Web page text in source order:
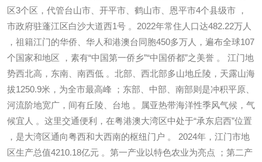
区3个区，代管台山市、开平市、鹤山市、恩平市4个县级市 ，
市政府驻蓬江区白沙大道西1号 。2022年常住人口达482.22万人
，祖籍江门的华侨、华人和港澳台同胞450多万人，遍布全球107
个国家和地区 ，素有“中国第一侨乡”“中国侨都”之美誉 。 江门地
势西北高，东南、南西低 。北部、西北部多山地丘陵，天露山海
拔1250.9米，为全市最高峰 ；东部、中部、南部则是冲积平原、
河流阶地宽广，间有丘陵、台地 。属亚热带海洋性季风气候，气
候宜人 。这里交通便利，在粤港澳大湾区中处于“承东启西”位置
，是大湾区通向粤西和大西南的枢纽门户 。 2024年，江门市地
区生产总值4210.18亿元 。第一产业以特色农业为亮点 ；第二产